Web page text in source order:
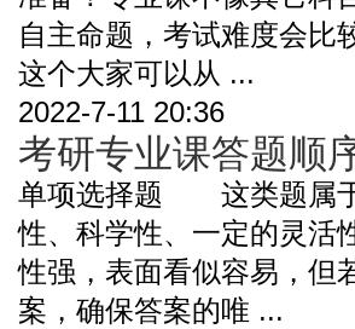
自主命题，考试难度会比
这个大家可以从 ...
2022-7-11 20:36
考研专业课答题顺
单项选择题 这类题属于
性、科学性、一定的灵活
性强，表面看似容易，但
案，确保答案的唯 ...